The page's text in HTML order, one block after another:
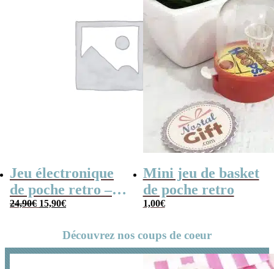
Jeu électronique
de poche retro –
Console vintage
24,90€ Le
24,90€.
15,90€Le
est :
15,90€.
Mini jeu de basket
de poche retro
1,00€
Découvrez nos coups de coeur